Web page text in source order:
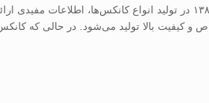
هستید، شرکت کانکس ارمغان ایرانیان با تجربه از سال ۱۳۸۲ در تولید انواع
کیفیت بالا تولید می‌شود. در حالی که